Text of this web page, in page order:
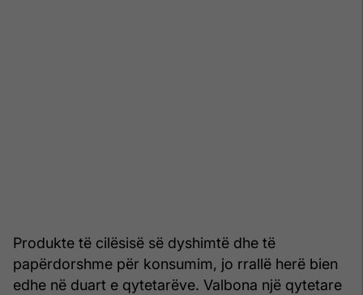
Produkte të cilësisë së dyshimtë dhe të
papërdorshme për konsumim, jo rrallë herë bien
edhe në duart e qytetarëve. Valbona një qytetare